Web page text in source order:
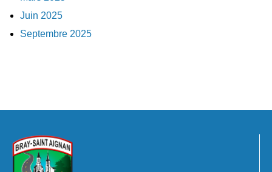
Juin 2025
Septembre 2025